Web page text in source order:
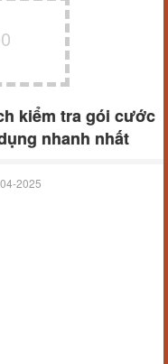
kiểm tra gói cước
nhanh nhất
2025